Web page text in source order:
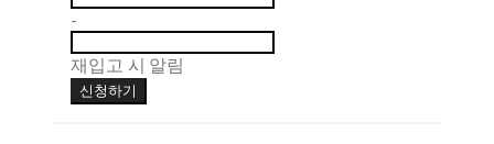
-
재입고 시 알림
신청하기